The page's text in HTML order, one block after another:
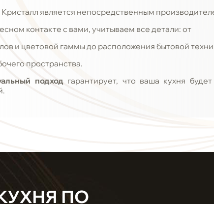
является непосредственным
контакте с вами, учитываем все детали: от
и цветовой гаммы до расположения бытовой
пространства.
подход гарантирует, что ваша кухня
ПО